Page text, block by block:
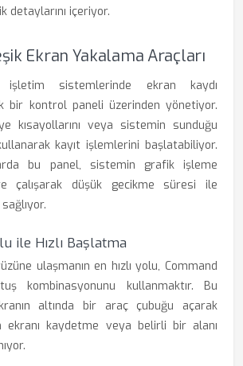
detaylarını içeriyor.
Ekran Yakalama Araçları
işletim sistemlerinde ekran kaydı
bir kontrol paneli üzerinden yönetiyor.
kısayollarını veya sistemin sunduğu
kayıt işlemlerini başlatabiliyor.
bu panel, sistemin grafik işleme
çalışarak düşük gecikme süresi ile
ile Hızlı Başlatma
ulaşmanın en hızlı yolu, Command
kullanmaktır. Bu
altında bir araç çubuğu açarak
ekranı kaydetme veya belirli bir alanı